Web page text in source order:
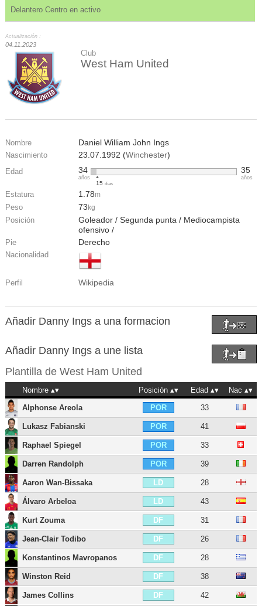
Delantero Centro en activo
Actualización :
04.11.2023
Club
West Ham United
Nombre Daniel William John Ings
Nascimiento 23.07.1992 (Winchester)
Edad 34
años
15días
35
años
Estatura 1.78m
Peso 73 kg
Posición
Goleador / Segunda punta / Mediocampista
ofensivo /
Pie Derecho
Nacionalidad
Perfil Wikipedia
Añadir Danny Ings a una formacion
Añadir Danny Ings a une lista
Plantilla de West Ham United
Nombre Posición Edad
Nac
Alphonse Areola
POR 33
Lukasz Fabianski POR 41
Raphael Spiegel POR 33
Darren Randolph POR 39
Aaron Wan-Bissaka LD 28
Álvaro Arbeloa LD 43
Kurt Zouma DF 31
Jean-Clair Todibo DF 26
Konstantinos Mavropanos DF 28
Winston Reid DF 38
James Collins DF 42